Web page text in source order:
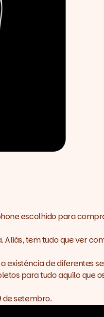
escolhido para
tem tudo que ver
existência de diferentes
para tudo aquilo que
de setembro.